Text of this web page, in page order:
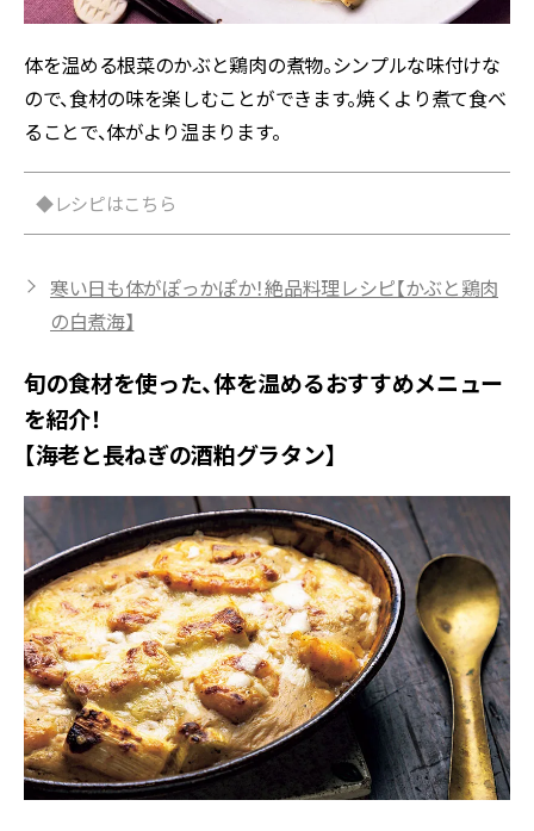
体を温める根菜のかぶと鶏肉の煮物。シンプルな味付けな
ので、食材の味を楽しむことができます。焼くより煮て食べ
ることで、体がより温まります。
◆レシピはこちら
寒い日も体がぽっかぽか！絶品料理レシピ【かぶと鶏肉
の白煮海】
旬の食材を使った、体を温めるおすすめメニュー
を紹介！
【海老と長ねぎの酒粕グラタン】